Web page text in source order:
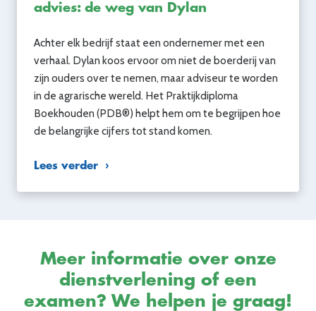
advies: de weg van Dylan
Achter elk bedrijf staat een ondernemer met een
verhaal. Dylan koos ervoor om niet de boerderij van
zijn ouders over te nemen, maar adviseur te worden
in de agrarische wereld. Het Praktijkdiploma
Boekhouden (PDB®) helpt hem om te begrijpen hoe
de belangrijke cijfers tot stand komen.
Lees verder
Meer informatie over onze
dienstverlening of een
examen? We helpen je graag!